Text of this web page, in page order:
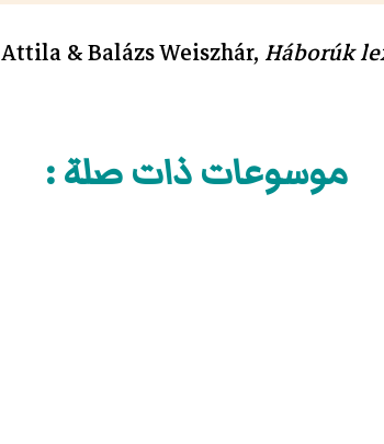
Attila & Balázs Weiszhár, Háborúk
موسوعات ذات صلة :